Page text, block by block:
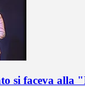
si faceva alla